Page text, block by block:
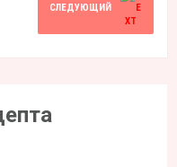
СЛЕДУЮЩИЙ